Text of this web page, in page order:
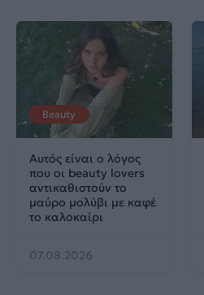
Beauty
Αυτός είναι ο λόγος
που οι beauty lovers
αντικαθιστούν το
μαύρο μολύβι με καφέ
το καλοκαίρι
07.08.2026